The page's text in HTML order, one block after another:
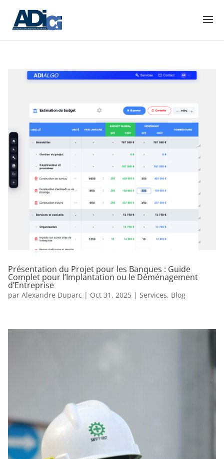
Présentation du Projet pour les Banques : Guide
Complet pour l’Implantation ou le Déménagement
d’Entreprise
par Alexandre Duparc | Oct 31, 2025| Services, Blog